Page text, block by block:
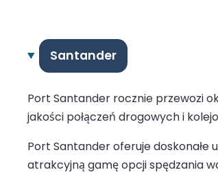
Santander
Port Santander rocznie przewozi
jakości połączeń drogowych i
Port Santander oferuje
atrakcyjną gamę opcji spędzania